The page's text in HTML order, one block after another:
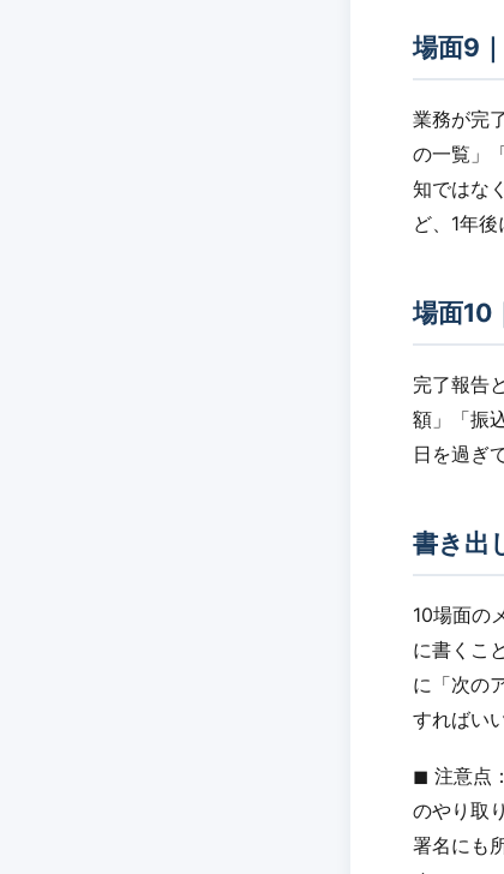
場面9
業務が完
の一覧」
知ではな
ど、1年
場面10
完了報告
額」「振
日を過ぎ
書き出
10場面の
に書くこ
に「次の
すればい
◼︎ 注意点
のやり取
署名にも